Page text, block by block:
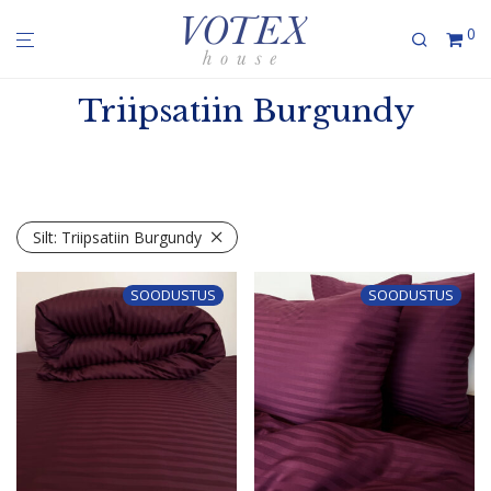
0
Triipsatiin Burgundy
Silt: Triipsatiin Burgundy
SOODUSTUS SOODUSTUS